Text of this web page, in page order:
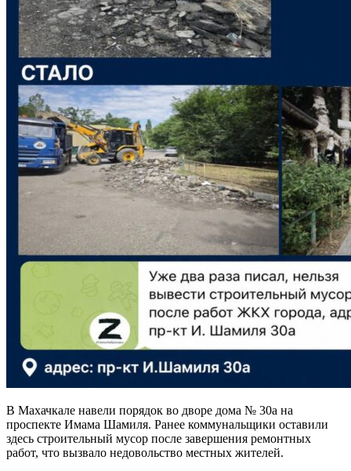
В Махачкале навели порядок во дворе дома № 30а на
проспекте Имама Шамиля. Ранее коммунальщики оставили
здесь строительный мусор после завершения ремонтных
работ, что вызвало недовольство местных жителей.